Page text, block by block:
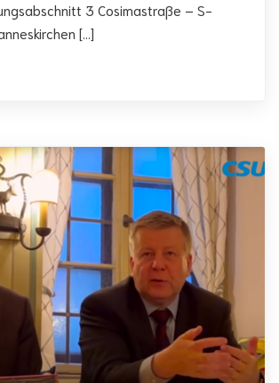
3 Cosimastraße – S-
[…]